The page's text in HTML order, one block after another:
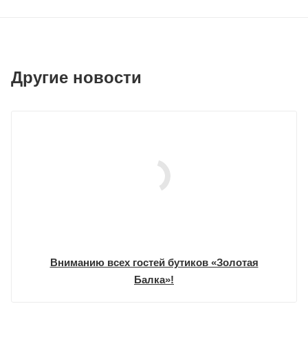
Другие новости
Вниманию всех гостей бутиков «Золотая
Балка»!